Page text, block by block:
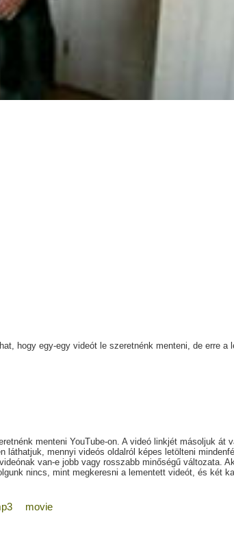
hogy egy-egy videót le szeretnénk menteni, de erre
menteni YouTube-on. A videó linkjét másoljuk
mennyi videós oldalról képes letölteni
van-e jobb vagy rosszabb minőségű
nincs, mint megkeresni a lementett videót, és két
movie